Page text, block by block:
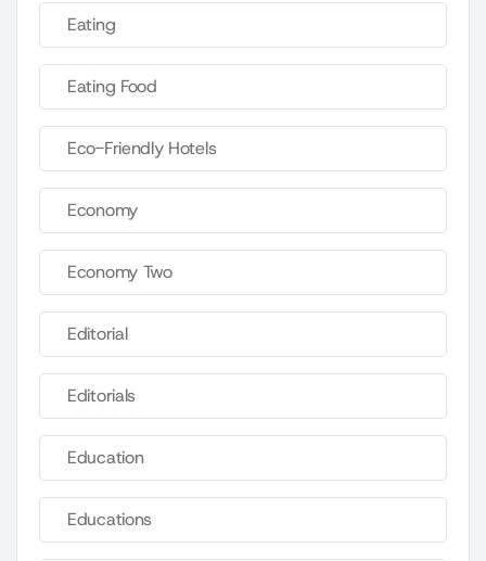
Eating
Eating Food
Eco-Friendly Hotels
Economy
Economy Two
Editorial
Editorials
Education
Educations